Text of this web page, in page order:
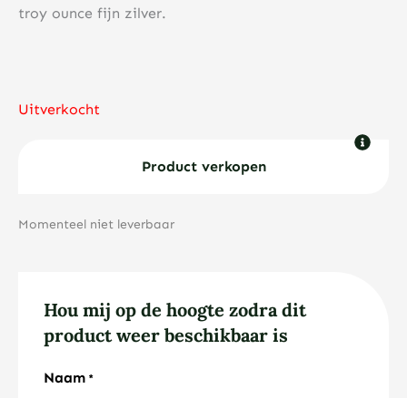
troy ounce fijn zilver.
Uitverkocht
Product verkopen
Momenteel niet leverbaar
Hou mij op de hoogte zodra dit
product weer beschikbaar is
Naam *